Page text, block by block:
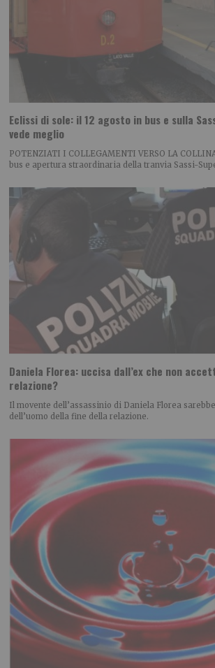
Eclissi di sole: il 12 agosto in bus e sulla
vede meglio
POTENZIATI I COLLEGAMENTI VERSO LA
bus e apertura straordinaria della tranvia Sassi-
Daniela Florea: uccisa dall’ex che non
relazione?
Il movente dell’assassinio di Daniela Florea
dell’uomo della fine della relazione.